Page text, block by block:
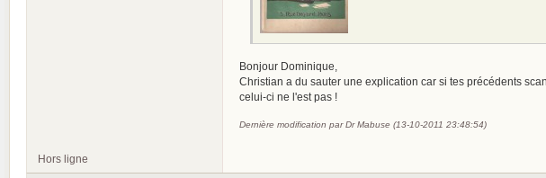
Bonjour Dominique,
Christian a du sauter une explication car si tes précédents
celui-ci ne l'est pas !
Dernière modification par Dr Mabuse (13-10-2011 23:48:54)
Hors ligne